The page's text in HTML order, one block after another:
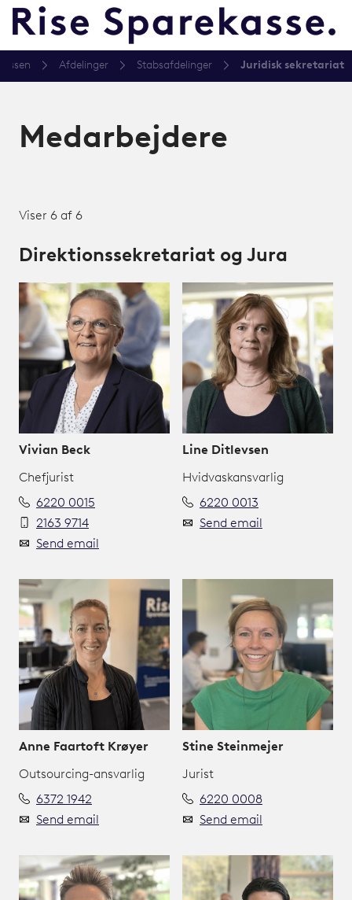
Afdelinger Stabsafdelinger Juridisk sekretariat
Medarbejdere
Viser 6 af 6
Direktionssekretariat og Jura
Vivian Beck
Chefjurist
6220 0015
2163 9714
Send email
Line Ditlevsen
Hvidvaskansvarlig
6220 0013
Send email
Anne Faartoft Krøyer
Outsourcing-ansvarlig
6372 1942
Send email
Stine Steinmejer
Jurist
6220 0008
Send email